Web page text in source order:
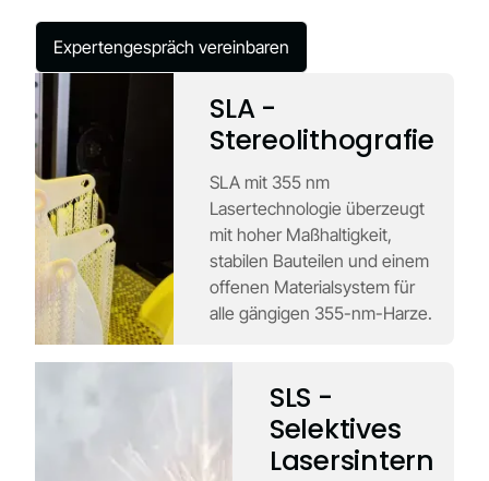
Expertengespräch vereinbaren
SLA -
Stereolithografie
SLA mit 355 nm
Lasertechnologie überzeugt
mit hoher Maßhaltigkeit,
stabilen Bauteilen und einem
offenen Materialsystem für
alle gängigen 355-nm-Harze.
SLS -
Selektives
Lasersintern